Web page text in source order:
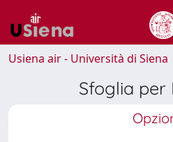
Usiena air - Università di Siena
Sfoglia per